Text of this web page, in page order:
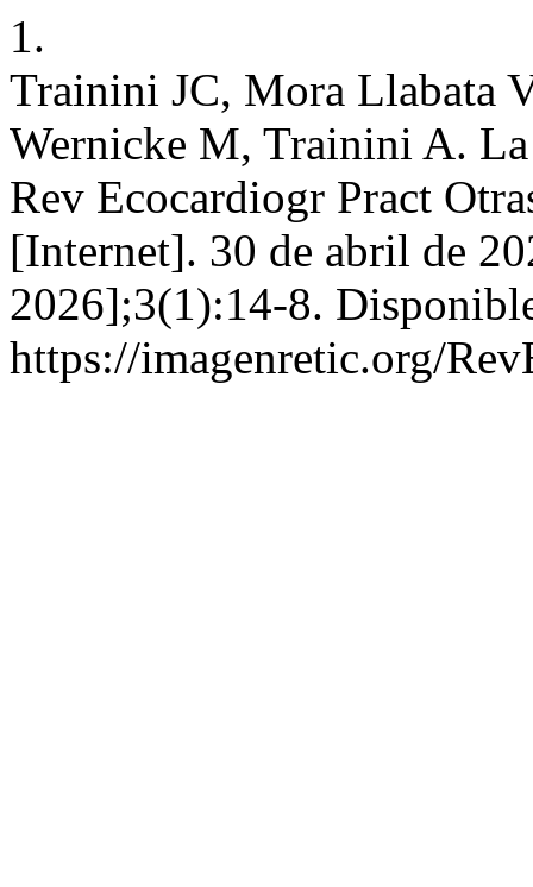
1.
Trainini JC, Mora Llabata
Wernicke M, Trainini A.
Rev Ecocardiogr Pract
[Internet]. 30 de abril de
2026];3(1):14-8.
https://imagenretic.org/